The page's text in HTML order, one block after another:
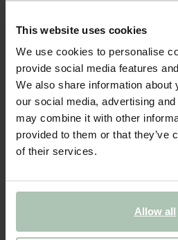
This website uses cookies
We use cookies to personalise
provide social media features
We also share information about
our social media, advertising
may combine it with other
provided to them or that they’ve
of their services.
Allow all
AJOUTER AU
VOIR LE STOCK EN
Livraison gratuite en magasin
Payer après coup